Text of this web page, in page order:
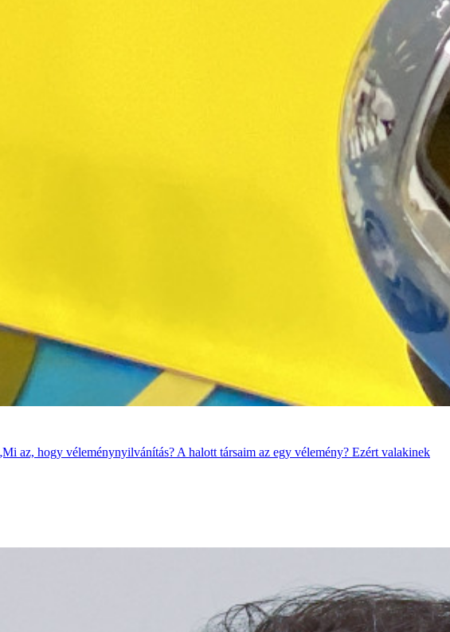
az, hogy véleménynyilvánítás? A halott társaim az egy vélemény? Ezért valakinek